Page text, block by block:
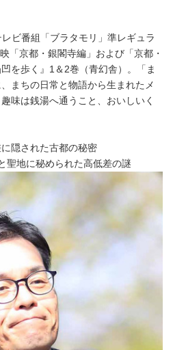
ビ番組「ブラタモリ」準レギュラ
「京都・銀閣寺編」および「京都・
を歩く』1＆2巻（青幻舎）。「ま
まちの日常と物語から生まれたメ
味は銭湯へ通うこと、おいしいく
隠された古都の秘密
聖地に秘められた高低差の謎